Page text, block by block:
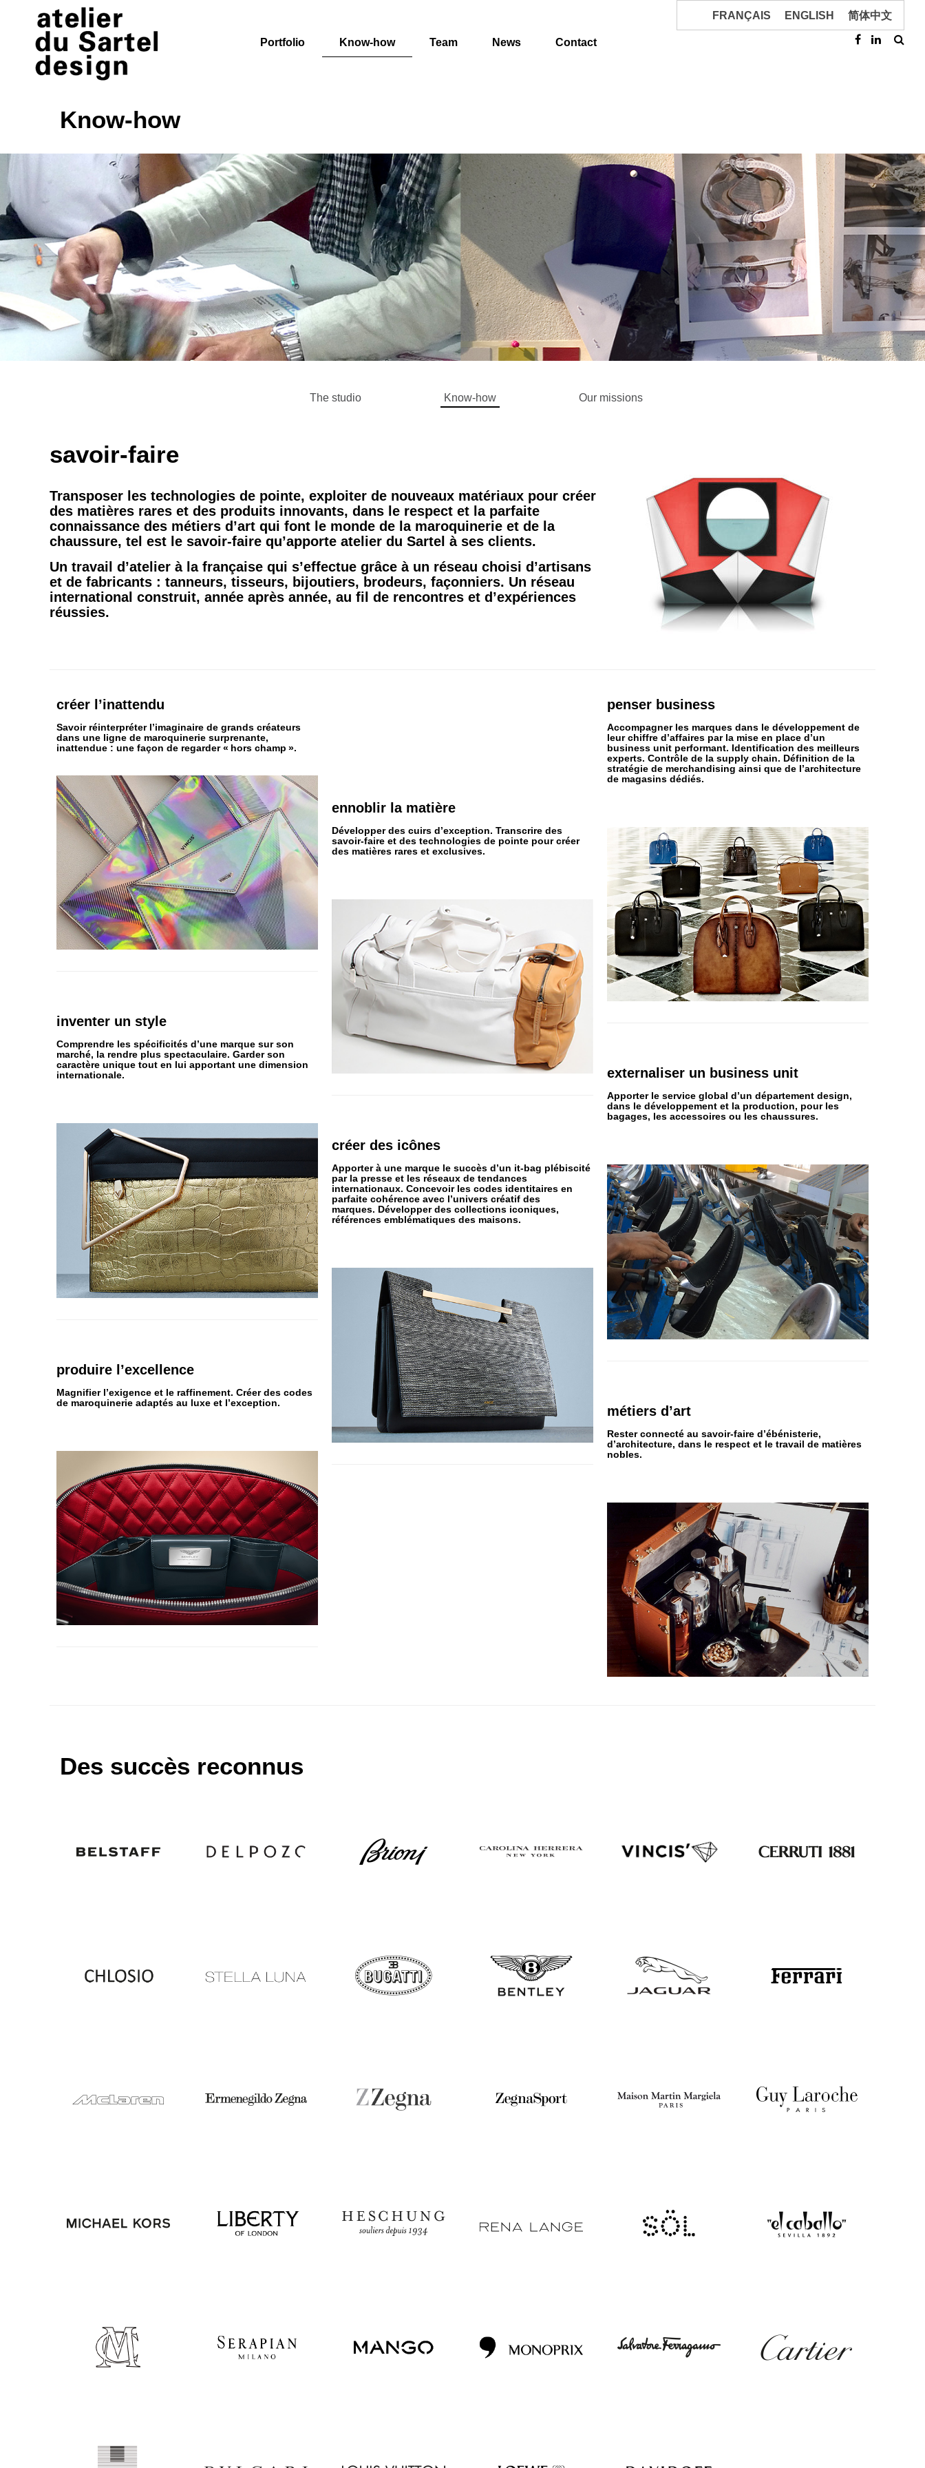
Portfolio Know-how Team News Contact
FRANÇAIS ENGLISH 简体中文
Know-how
The studio Know-how Our missions
savoir-faire
Transposer les technologies de pointe, exploiter de nouveaux matériaux pour créer
des matières rares et des produits innovants, dans le respect et la parfaite
connaissance des métiers d’art qui font le monde de la maroquinerie et de la
chaussure, tel est le savoir-faire qu’apporte atelier du Sartel à ses clients.
Un travail d’atelier à la française qui s’effectue grâce à un réseau choisi d’artisans
et de fabricants : tanneurs, tisseurs, bijoutiers, brodeurs, façonniers. Un réseau
international construit, année après année, au fil de rencontres et d’expériences
réussies.
créer l’inattendu
Savoir réinterpréter l’imaginaire de grands créateurs
dans une ligne de maroquinerie surprenante,
inattendue : une façon de regarder « hors champ ».
inventer un style
Comprendre les spécificités d’une marque sur son
marché, la rendre plus spectaculaire. Garder son
caractère unique tout en lui apportant une dimension
internationale.
produire l’excellence
Magnifier l’exigence et le raffinement. Créer des codes
de maroquinerie adaptés au luxe et l’exception.
ennoblir la matière
Développer des cuirs d’exception. Transcrire des
savoir-faire et des technologies de pointe pour créer
des matières rares et exclusives.
créer des icônes
Apporter à une marque le succès d’un it-bag plébiscité
par la presse et les réseaux de tendances
internationaux. Concevoir les codes identitaires en
parfaite cohérence avec l’univers créatif des
marques. Développer des collections iconiques,
références emblématiques des maisons.
penser business
Accompagner les marques dans le développement de
leur chiffre d’affaires par la mise en place d’un
business unit performant. Identification des meilleurs
experts. Contrôle de la supply chain. Définition de la
stratégie de merchandising ainsi que de l’architecture
de magasins dédiés.
externaliser un business unit
Apporter le service global d’un département design,
dans le développement et la production, pour les
bagages, les accessoires ou les chaussures.
métiers d’art
Rester connecté au savoir-faire d’ébénisterie,
d’architecture, dans le respect et le travail de matières
nobles.
Des succès reconnus